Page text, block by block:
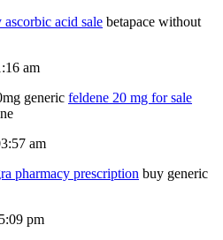
ascorbic acid sale betapace without
am
generic feldene 20 mg for sale
am
pharmacy prescription buy generic
pm